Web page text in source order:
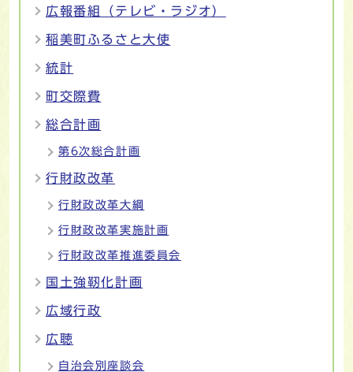
広報番組（テレビ・ラジオ）
稲美町ふるさと大使
統計
町交際費
総合計画
第6次総合計画
行財政改革
行財政改革大綱
行財政改革実施計画
行財政改革推進委員会
国土強靭化計画
広域行政
広聴
自治会別座談会